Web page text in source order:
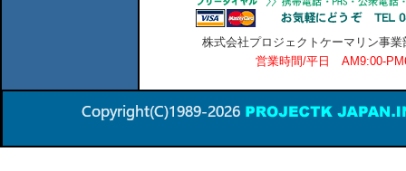
株式会社プロジェクトケーマリン事
営業時間/平日 AM9:00-